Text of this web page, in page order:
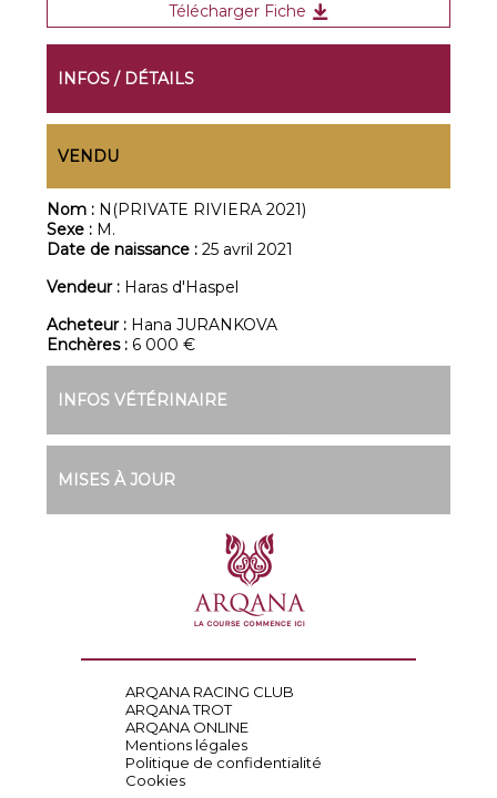
Télécharger Fiche
INFOS / DÉTAILS
VENDU
Nom : N(PRIVATE RIVIERA 2021)
Sexe : M.
Date de naissance :25 avril 2021
Vendeur : Haras d'Haspel
Acheteur : Hana JURANKOVA
Enchères : 6 000 €
INFOS VÉTÉRINAIRE
MISES À JOUR
ARQANA RACING CLUB
ARQANA TROT
ARQANA ONLINE
Mentions légales
Politique de confidentialité
Cookies